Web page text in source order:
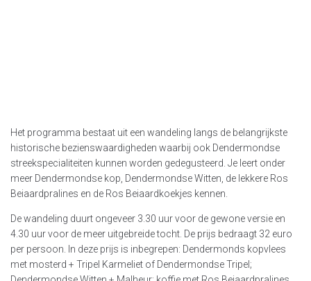
Het programma bestaat uit een wandeling langs de belangrijkste
historische bezienswaardigheden waarbij ook Dendermondse
streekspecialiteiten kunnen worden gedegusteerd. Je leert onder
meer Dendermondse kop, Dendermondse Witten, de lekkere Ros
Beiaardpralines en de Ros Beiaardkoekjes kennen.
De wandeling duurt ongeveer 3.30 uur voor de gewone versie en
4.30 uur voor de meer uitgebreide tocht. De prijs bedraagt 32 euro
per persoon. In deze prijs is inbegrepen: Dendermonds kopvlees
met mosterd + Tripel Karmeliet of Dendermondse Tripel;